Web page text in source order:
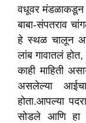
वधूवर मंडळाकडून
बाबा-संपतराव
हे स्थळ चालून
लांब गावातलं होत,
काही माहिती
असलेल्या
होता.आपल्या
सोडले आणि हा